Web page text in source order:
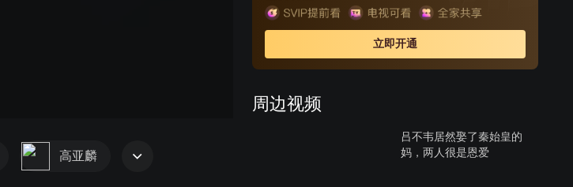
心安排的骗局。因此闻名的吕不韦得到邯郸城的舞姬夏莲
的另眼相看，而夏莲则捕获了吕不韦的心。费劲一番力
气，吕不韦最后得到了夏莲，把其改名为赵姬。野性颇大
的吕不韦不甘于只做一个商人，他的目标是一个国家，巧
立即开通
周边视频
吕不韦居然娶了秦始皇的
妈，两人很是恩爱
高亚麟